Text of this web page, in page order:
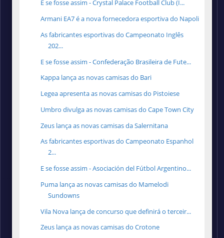
E se fosse assim - Crystal Palace Football Club (I...
Armani EA7 é a nova fornecedora esportiva do Napoli
As fabricantes esportivas do Campeonato Inglês
202...
E se fosse assim - Confederação Brasileira de Fute...
Kappa lança as novas camisas do Bari
Legea apresenta as novas camisas do Pistoiese
Umbro divulga as novas camisas do Cape Town City
Zeus lança as novas camisas da Salernitana
As fabricantes esportivas do Campeonato Espanhol
2...
E se fosse assim - Asociación del Fútbol Argentino...
Puma lança as novas camisas do Mamelodi
Sundowns
Vila Nova lança de concurso que definirá o terceir...
Zeus lança as novas camisas do Crotone